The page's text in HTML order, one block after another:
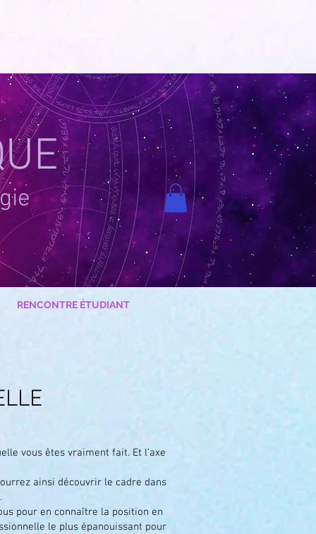
RENCONTRE ÉTUDIANT
vous êtes vraiment fait. Et l'axe
ainsi découvrir le cadre dans
pour en connaître la position en
le plus épanouissant pour